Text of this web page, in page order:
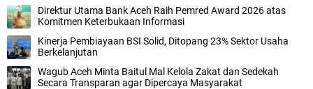
Direktur Utama Bank Aceh Raih Pemred Award 2026 atas
Komitmen Keterbukaan Informasi
Kinerja Pembiayaan BSI Solid, Ditopang 23% Sektor Usaha
Berkelanjutan
Wagub Aceh Minta Baitul Mal Kelola Zakat dan Sedekah
Secara Transparan agar Dipercaya Masyarakat